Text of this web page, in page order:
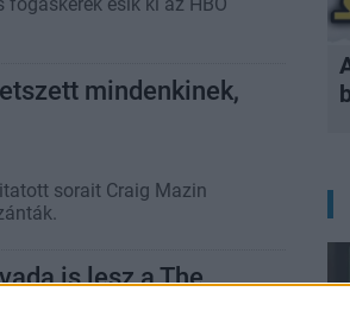
mindenkinek,
sorait Craig Mazin
is lesz a The